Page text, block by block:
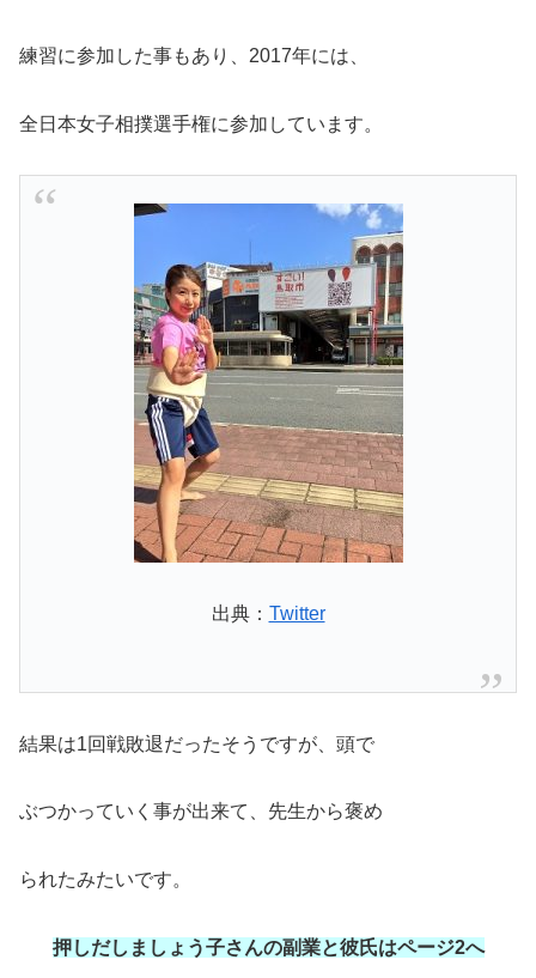
練習に参加した事もあり、2017年には、
全日本女子相撲選手権に参加しています。
出典： Twitter
結果は1回戦敗退だったそうですが、頭で
ぶつかっていく事が出来て、先生から褒め
られたみたいです。
押しだしましょう子さんの副業と彼氏はページ2へ